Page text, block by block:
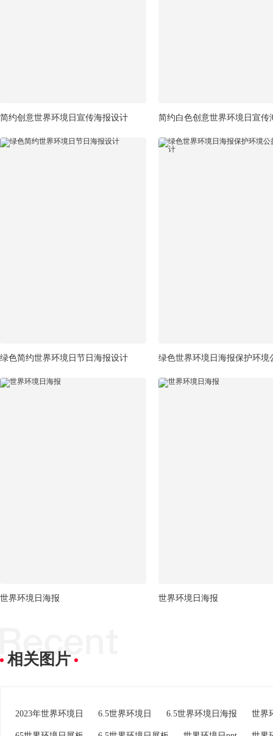
简约创意世界环境日宣传海报设计 简约白色创意世界环境日宣传
绿色简约世界环境日节日海报设计
世界环境日海报 世界环境日海报
相关图片
2023年世界环境日 6.5世界环境日 6.5世界环境日海报 世界